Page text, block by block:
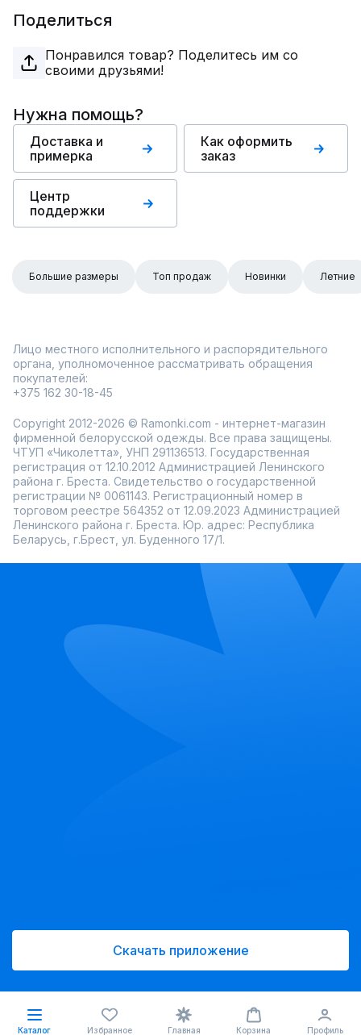
Поделиться
Понравился товар? Поделитесь им со
своими друзьями!
Нужна помощь?
Доставка и
примерка
Как оформить
заказ
Центр
поддержки
Большие размеры Топ продаж Новинки Летние
Лицо местного исполнительного и распорядительного
органа, уполномоченное рассматривать обращения
покупателей:
+375 162 30-18-45
Copyright 2012-2026 © Ramonki.com - интернет-магазин
фирменной белорусской одежды. Все права защищены.
ЧТУП «Чиколетта», УНП 291136513. Государственная
регистрация от 12.10.2012 Администрацией Ленинского
района г. Бреста. Свидетельство о государственной
регистрации № 0061143. Регистрационный номер в
торговом реестре 564352 от 12.09.2023 Администрацией
Ленинского района г. Бреста. Юр. адрес: Республика
Беларусь, г.Брест, ул. Буденного 17/1.
Скачать приложение
Каталог Избранное Главная Корзина Профиль